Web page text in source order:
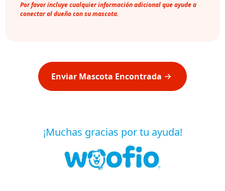
Por favor incluye cualquier información adicional que ayude a
conectar al dueño con su mascota.
Enviar Mascota Encontrada
¡Muchas gracias por tu ayuda!